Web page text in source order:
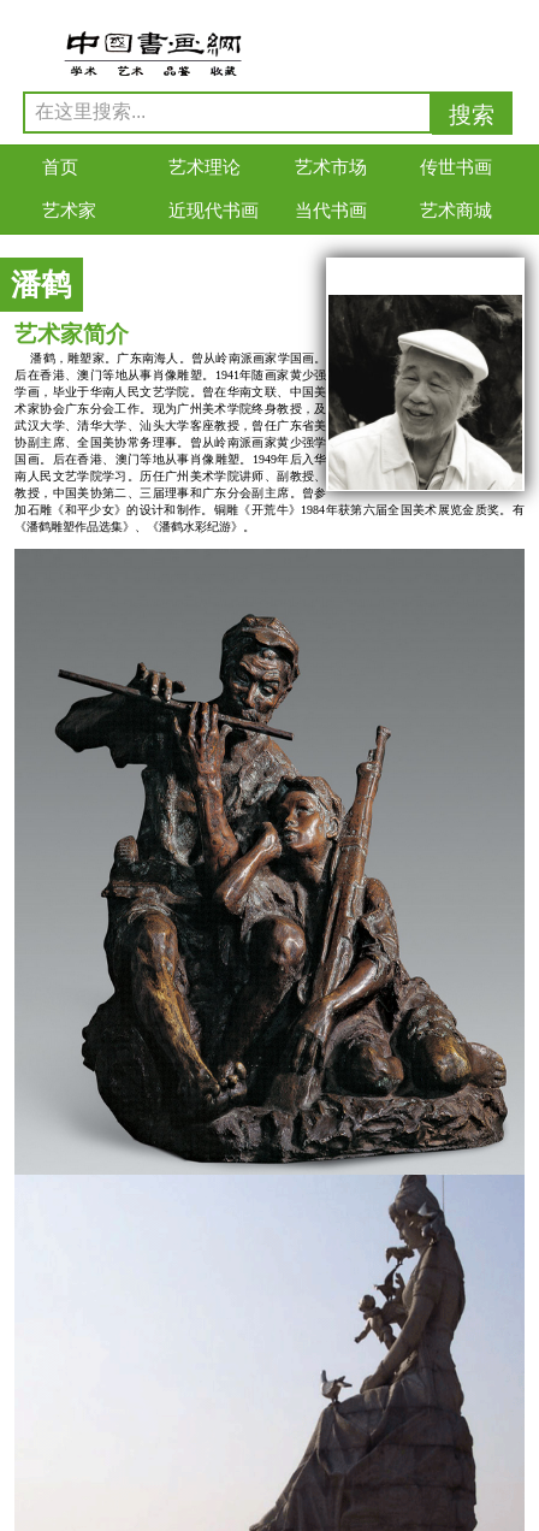
首页 艺术理论 艺术市场 传世书画
艺术家 近现代书画 当代书画 艺术商城
潘鹤
艺术家简介
潘鹤，雕塑家。广东南海人。曾从岭南派画家学国画。
后在香港、澳门等地从事肖像雕塑。1941年随画家黄少强
学画，毕业于华南人民文艺学院。曾在华南文联、中国美
术家协会广东分会工作。现为广州美术学院终身教授，及
武汉大学、清华大学、汕头大学客座教授，曾任广东省美
协副主席、全国美协常务理事。曾从岭南派画家黄少强学
国画。后在香港、澳门等地从事肖像雕塑。1949年后入华
南人民文艺学院学习。历任广州美术学院讲师、副教授、
教授，中国美协第二、三届理事和广东分会副主席。曾参
加石雕《和平少女》的设计和制作。铜雕《开荒牛》1984年获第六届全国美术展览金质奖。有
《潘鹤雕塑作品选集》、《潘鹤水彩纪游》。